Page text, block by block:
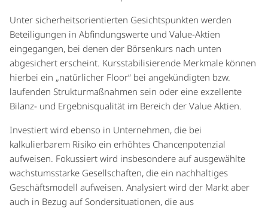
Unter sicherheitsorientierten Gesichtspunkten werden
Beteiligungen in Abfindungswerte und Value-Aktien
eingegangen, bei denen der Börsenkurs nach unten
abgesichert erscheint. Kursstabilisierende Merkmale können
hierbei ein „natürlicher Floor“ bei angekündigten bzw.
laufenden Strukturmaßnahmen sein oder eine exzellente
Bilanz- und Ergebnisqualität im Bereich der Value Aktien.
Investiert wird ebenso in Unternehmen, die bei
kalkulierbarem Risiko ein erhöhtes Chancenpotenzial
aufweisen. Fokussiert wird insbesondere auf ausgewählte
wachstumsstarke Gesellschaften, die ein nachhaltiges
Geschäftsmodell aufweisen. Analysiert wird der Markt aber
auch in Bezug auf Sondersituationen, die aus